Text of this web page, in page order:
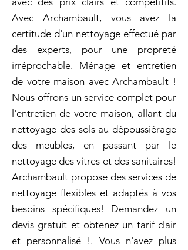
Avec Archambault, vous avez la
certitude d'un nettoyage effectué par
des experts, pour une propreté
irréprochable. Ménage et entretien
de votre maison avec Archambault !
Nous offrons un service complet pour
l'entretien de votre maison, allant du
nettoyage des sols au dépoussiérage
des meubles, en passant par le
nettoyage des vitres et des sanitaires!
Archambault propose des services de
nettoyage flexibles et adaptés à vos
besoins spécifiques! Demandez un
devis gratuit et obtenez un tarif clair
et personnalisé !. Vous n'avez plus